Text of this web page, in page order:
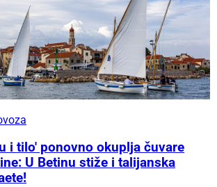
i tilo' ponovno okuplja čuvare
U Betinu stiže i talijanska